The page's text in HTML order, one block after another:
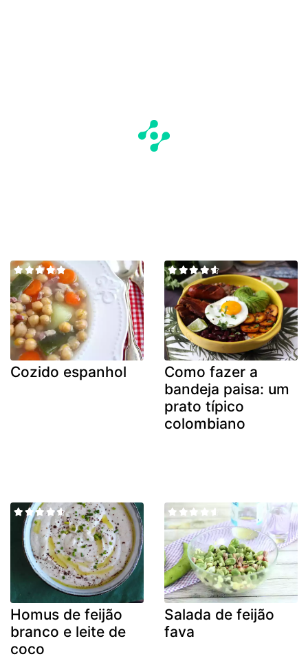
Cozido espanhol
Como fazer a
bandeja paisa: um
prato típico
colombiano
Homus de feijão
branco e leite de
coco
Salada de feijão
fava